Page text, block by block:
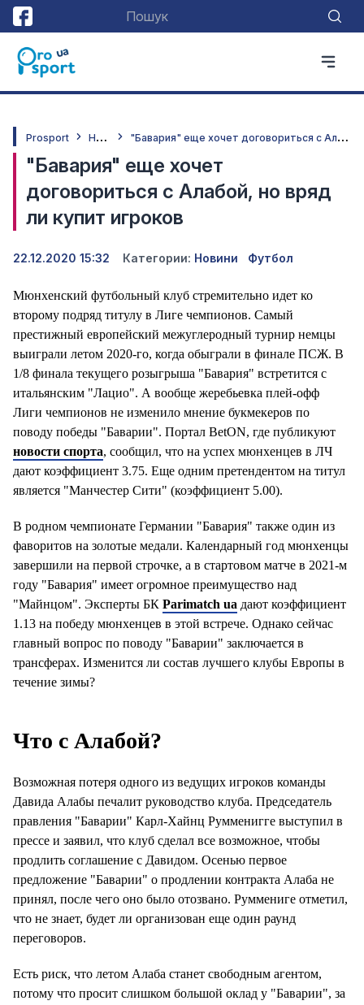
Prosport Н
овини "
Бавария" еще хочет договориться с Алабой, но вряд ли купит игроков
"Бавария" еще хочет
договориться с Алабой, но вряд
ли купит игроков
22.12.2020 15:32 Категории: Новини Футбол
Мюнхенский футбольный клуб стремительно идет ко
второму подряд титулу в Лиге чемпионов. Самый
престижный европейский межуглеродный турнир немцы
выиграли летом 2020-го, когда обыграли в финале ПСЖ. В
1/8 финала текущего розыгрыша "Бавария" встретится с
итальянским "Лацио". А вообще жеребьевка плей-офф
Лиги чемпионов не изменило мнение букмекеров по
поводу победы "Баварии". Портал BetON, где публикуют
новости спорта, сообщил, что на успех мюнхенцев в ЛЧ
дают коэффициент 3.75. Еще одним претендентом на титул
является "Манчестер Сити" (коэффициент 5.00).
В родном чемпионате Германии "Бавария" также один из
фаворитов на золотые медали. Календарный год мюнхенцы
завершили на первой строчке, а в стартовом матче в 2021-м
году "Бавария" имеет огромное преимущество над
"Майнцом". Эксперты БК Parimatch ua дают коэффициент
1.13 на победу мюнхенцев в этой встрече. Однако сейчас
главный вопрос по поводу "Баварии" заключается в
трансферах. Изменится ли состав лучшего клубы Европы в
течение зимы?
Что с Алабой?
Возможная потеря одного из ведущих игроков команды
Давида Алабы печалит руководство клуба. Председатель
правления "Баварии" Карл-Хайнц Румменигге выступил в
прессе и заявил, что клуб сделал все возможное, чтобы
продлить соглашение с Давидом. Осенью первое
предложение "Баварии" о продлении контракта Алаба не
принял, после чего оно было отозвано. Руммениге отметил,
что не знает, будет ли организован еще один раунд
переговоров.
Есть риск, что летом Алаба станет свободным агентом,
потому что просит слишком большой оклад у "Баварии", за